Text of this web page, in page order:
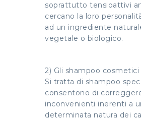
soprattutto tensioattivi
cercano la loro
ad un ingrediente
vegetale o biologico.
2) Gli shampoo cosmetici
Si tratta di shampoo
consentono di
inconvenienti inerenti a
determinata natura dei